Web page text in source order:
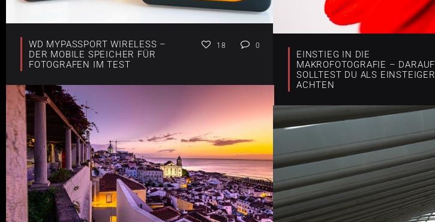
WD MYPASSPORT WIRELESS –
DER MOBILE SPEICHER FÜR
FOTOGRAFEN IM TEST
18 0
EINSTIEG IN DIE
MAKROFOTOGRAFIE – DARAUF
SOLLTEST DU ALS EINSTEIGER
ACHTEN